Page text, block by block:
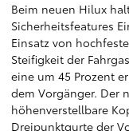
Beim neuen Hilux
Sicherheitsfeatures
Einsatz von
Steifigkeit der
eine um 45 Prozent
dem Vorgänger. Der
höhenverstellbare
Dreipunktgurte der